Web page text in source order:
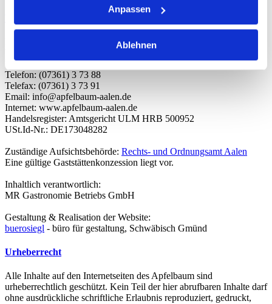
Anpassen
Ablehnen
MR Gastronomie Betriebs GmbH
73431 Aalen
Telefon: (07361) 3 73 88
Telefax: (07361) 3 73 91
Email: info@apfelbaum-aalen.de
Internet: www.apfelbaum-aalen.de
Handelsregister: Amtsgericht ULM HRB 500952
USt.Id-Nr.: DE173048282
Zuständige Aufsichtsbehörde: Rechts- und Ordnungsamt Aalen
Eine gültige Gaststättenkonzession liegt vor.
Inhaltlich verantwortlich:
MR Gastronomie Betriebs GmbH
Gestaltung & Realisation der Website:
buerosiegl - büro für gestaltung, Schwäbisch Gmünd
Urheberrecht
Alle Inhalte auf den Internetseiten des Apfelbaum sind
urheberrechtlich geschützt. Kein Teil der hier abrufbaren Inhalte darf
ohne ausdrückliche schriftliche Erlaubnis reproduziert, gedruckt,